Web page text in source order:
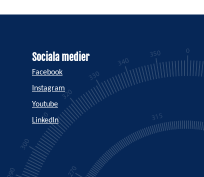
Sociala medier
Facebook
Instagram
Youtube
LinkedIn